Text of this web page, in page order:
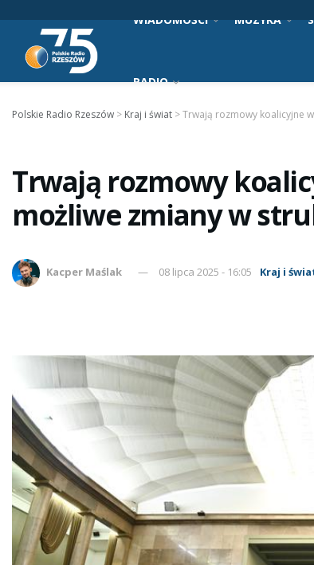
WIADOMOŚCI MUZYKA
RADIO
Polskie Radio Rzeszów > Kraj i świat >Trwają rozmowy koalicyjne
Trwają rozmowy
możliwe zmiany w
Kacper Maślak 08 lipca 2025 - 16:05 Kraj i